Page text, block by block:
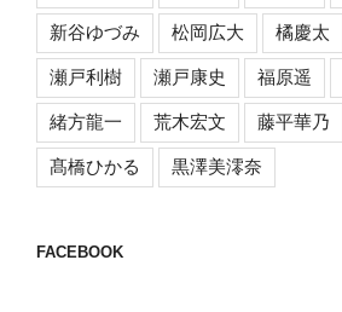
新谷ゆづみ 松岡広大 橘慶太
瀬戸利樹 瀬戸康史 福原遥
緒方龍一 荒木宏文 藤平華乃
髙橋ひかる 黒澤美澪奈
FACEBOOK